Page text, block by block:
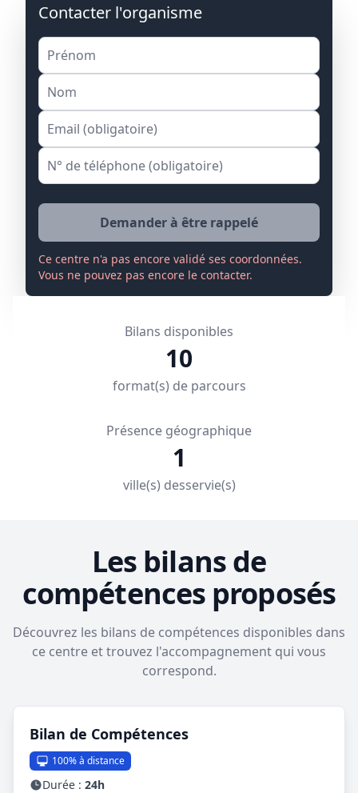
Contacter l'organisme
Demander à être rappelé
Ce centre n'a pas encore validé ses coordonnées.
Vous ne pouvez pas encore le contacter.
Bilans disponibles
10
format(s) de parcours
Présence géographique
1
ville(s) desservie(s)
Les bilans de
compétences proposés
Découvrez les bilans de compétences disponibles dans
ce centre et trouvez l'accompagnement qui vous
correspond.
Bilan de Compétences
100% à distance
Durée : 24h